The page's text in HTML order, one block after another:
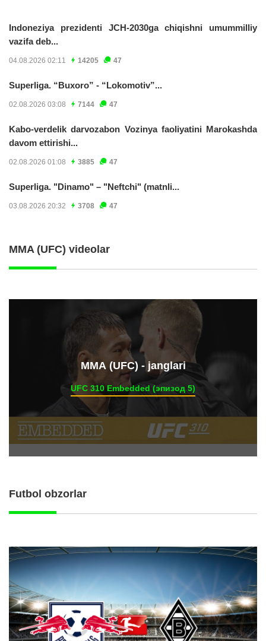
Indoneziya prezidenti JCH-2030ga chiqishni umummilliy
vazifa deb...
04.08.2026 02:11 14205 47
Superliga. “Buxoro” - “Lokomotiv”...
02.08.2026 03:08 7144 47
Kabo-verdelik darvozabon Vozinya faoliyatini Marokashda
davom ettirishi...
02.08.2026 01:08 3885 47
Superliga. "Dinamo" – "Neftchi" (matnli...
03.08.2026 20:32 3708 47
MMA (UFC) videolar
ММА (UFC) - janglari
UFC 310 Embedded (эпизод 5)
Futbol obzorlar